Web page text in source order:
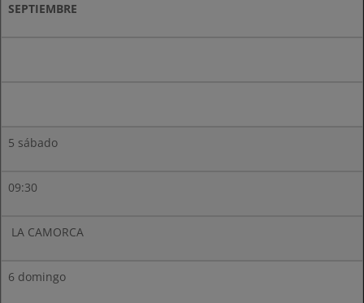
SEPTIEMBRE
5 sábado
09:30
LA CAMORCA
6 domingo